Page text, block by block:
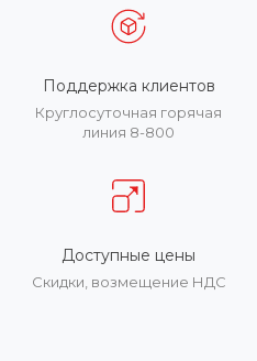
Поддержка клиентов
Круглосуточная горячая
линия 8-800
Доступные цены
Скидки, возмещение НДС